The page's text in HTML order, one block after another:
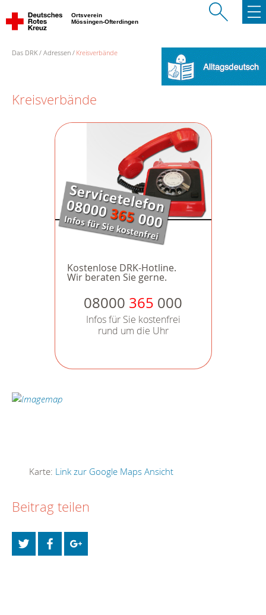
Ortsverein
Mössingen-Ofterdingen
Das DRK Adressen Kreisverbände
Kreisverbände
Kostenlose DRK-Hotline.
Wir beraten Sie gerne.
08000 365 000
Infos für Sie kostenfrei
rund um die Uhr
Karte: Link zur Google Maps Ansicht
Beitrag teilen